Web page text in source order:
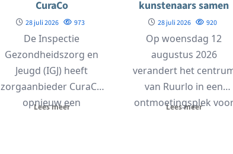
CuraCo
28 juli 2026 973
De Inspectie
Gezondheidszorg en
Jeugd (IGJ) heeft
zorgaanbieder CuraCo
opnieuw een
Lees meer
kunstenaars samen
28 juli 2026 920
Op woensdag 12
augustus 2026
verandert het
van Ruurlo in een
ontmoetingsplek
Lees meer